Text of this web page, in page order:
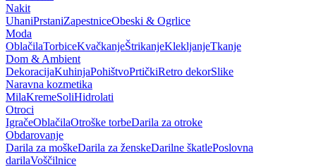
Nakit
UhaniPrstaniZapestniceObeski & Ogrlice
Moda
OblačilaTorbiceKvačkanjeŠtrikanjeKlekljanjeTkanje
Dom & Ambient
DekoracijaKuhinjaPohištvoPrtičkiRetro dekorSlike
Naravna kozmetika
MilaKremeSoliHidrolati
Otroci
IgračeOblačilaOtroške torbeDarila za otroke
Obdarovanje
Darila za moškeDarila za ženskeDarilne škatlePoslovna
darilaVoščilnice